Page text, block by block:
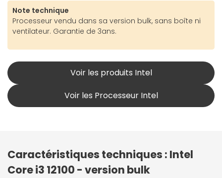
Note technique
Processeur vendu dans sa version bulk, sans boîte ni
ventilateur. Garantie de 3ans.
Voir les produits Intel
Voir les Processeur Intel
Caractéristiques techniques : Intel
Core i3 12100 - version bulk